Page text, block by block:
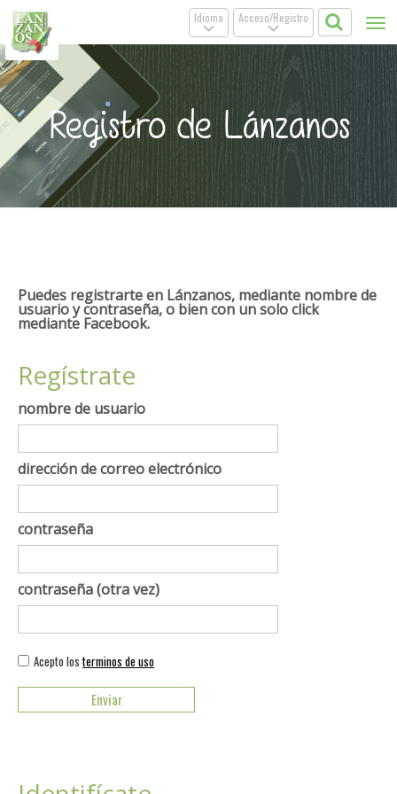
Acceso/Registro
.
Idioma
.
Registro de Lánzanos
Puedes registrarte en Lánzanos, mediante nombre de
usuario y contraseña, o bien con un solo click
mediante Facebook.
Regístrate
nombre de usuario
dirección de correo electrónico
contraseña
contraseña (otra vez)
Acepto los terminos de uso